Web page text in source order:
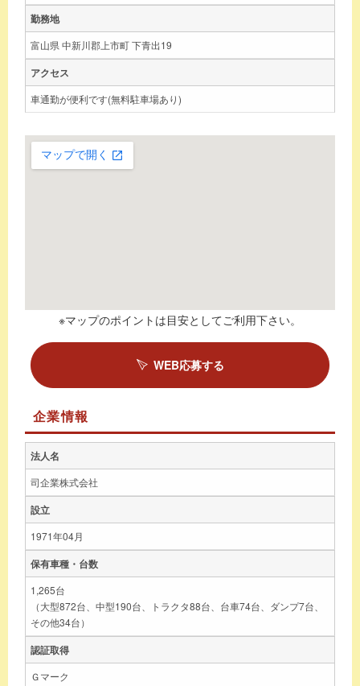
勤務地
富山県 中新川郡上市町 下青出19
アクセス
車通勤が便利です(無料駐車場あり)
※マップのポイントは目安としてご利用下さい。
WEB応募する
企業情報
法人名
司企業株式会社
設立
1971年04月
保有車種・台数
1,265台
（大型872台、中型190台、トラクタ88台、台車74台、ダンプ7台、
その他34台）
認証取得
Ｇマーク